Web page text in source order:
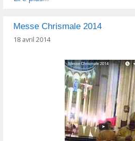
Messe Chrismale 2014
18 avril 2014